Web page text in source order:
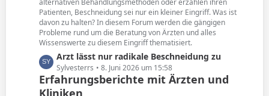
e
B
e
i
r
ä
g
alternativen Behandlungsmethoden oder erzählen ihren
Patienten, Beschneidung sei nur ein kleiner Eingriff. Was ist
davon zu halten? In diesem Forum werden die gängigen
Probleme rund um die Beratung von Ärzten und alles
Wissenswerte zu diesem Eingriff thematisiert.
L
e
t
z
Arzt lässt nur radikale Beschneidung zu
Sylvesterrs 8. Juni 2026 um 15:58
Erfahrungsberichte mit Ärzten und
Kliniken